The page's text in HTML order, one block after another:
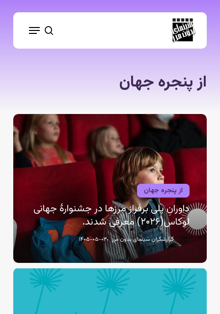
search
Menu
از پنجره جهان
داورانِ
پلی
معرفی
شدند.
از پنجره جهان
داورانِ پلی برفراز مرزها در جشنوارهٔ جهانی
لوکاس(۲۰۲۶) معرفی شدند.
گزارشگران سینمای بدون مرز ۱۴۰۵-۰۵-۰۳
در
جشنوارهٔ
بین‌المللیِ